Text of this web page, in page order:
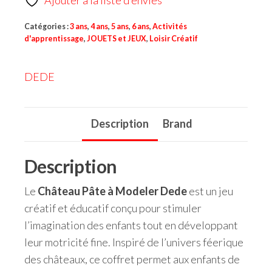
Catégories :3 ans, 4 ans, 5 ans, 6 ans, Activités
d'apprentissage, JOUETS et JEUX, Loisir Créatif
DEDE
Description Brand
Description
Le Château Pâte à Modeler Dedeest un jeu
créatif et éducatif conçu pour stimuler
l’imagination des enfants tout en développant
leur motricité fine. Inspiré de l’univers féerique
des châteaux, ce coffret permet aux enfants de